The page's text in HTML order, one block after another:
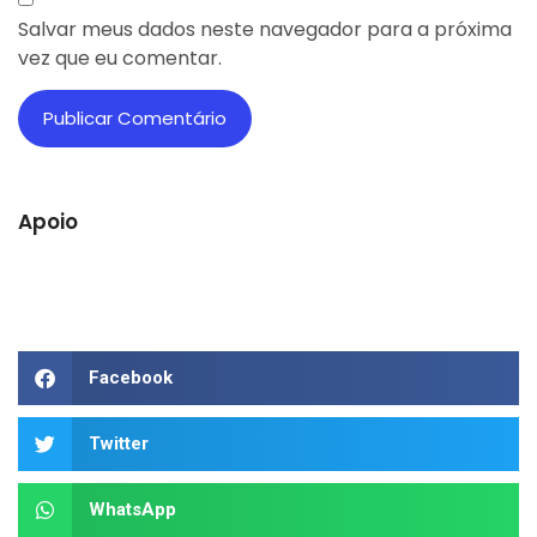
Salvar meus dados neste navegador para a próxima
vez que eu comentar.
Apoio
Facebook
Twitter
WhatsApp